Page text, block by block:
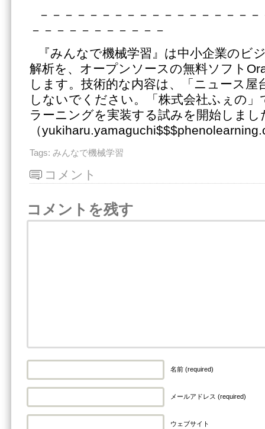
－－－－－－－－－－－－－－－－－
－－－－－－－－－－－
『みんなで機械学習』は中小企業のビ
解析を、オープンソースの無料ソフト
します。技術的な内容は、「ニュース屋
しないでください。「株式会社ふぇの
ラーニングを実装する試みを開始しまし
（
Tags: みんなで機械学習
コメント
コメントを残す
名前 (required)
メールアドレス (required)
ウェブサイト